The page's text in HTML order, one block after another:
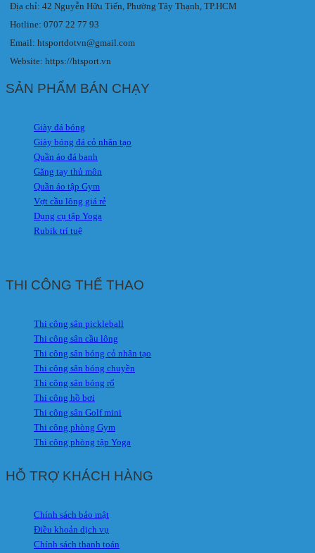
Địa chỉ: 42 Nguyễn Hữu Tiến, Phường Tây Thạnh, TP.HCM
Hotline: 0707 22 77 93
Email: htsportdotvn@gmail.com
Website: https://htsport.vn
SẢN PHẨM BÁN CHẠY
Giày đá bóng
Giày bóng đá cỏ nhân tạo
Quần áo đá banh
Găng tay thủ môn
Quần áo tập Gym
Vợt cầu lông giá rẻ
Dụng cụ tập Yoga
Rubik trí tuệ
THI CÔNG THỂ THAO
Thi công sân pickleball
Thi công sân cầu lông
Thi công sân bóng cỏ nhân tạo
Thi công sân bóng chuyền
Thi công sân bóng rổ
Thi công hồ bơi
Thi công sân Golf mini
Thi công phòng Gym
Thi công phòng tập Yoga
HỖ TRỢ KHÁCH HÀNG
Chính sách bảo mật
Điều khoản dịch vụ
Chính sách thanh toán